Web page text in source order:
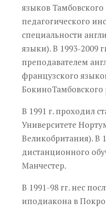
языков Тамбовского
педагогического
специальности
языки). В 1993-2009
преподавателем
французского
Бокино
В 1991 г. проходил
Университете
Великобритания). В
дистанционного
Манчестер.
В 1991-98 гг. нес
иподиакона в